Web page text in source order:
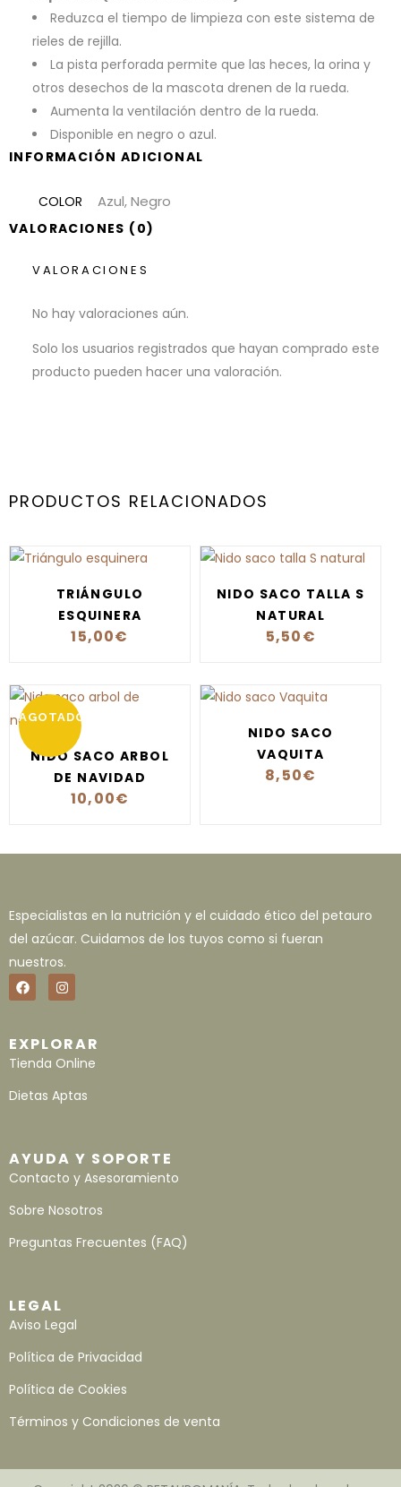
Reduzca el tiempo de limpieza con este sistema de
rieles de rejilla.
La pista perforada permite que las heces, la orina y
otros desechos de la mascota drenen de la rueda.
Aumenta la ventilación dentro de la rueda.
Disponible en negro o azul.
INFORMACIÓN ADICIONAL
COLOR Azul, Negro
VALORACIONES (0)
VALORACIONES
No hay valoraciones aún.
Solo los usuarios registrados que hayan comprado este
producto pueden hacer una valoración.
PRODUCTOS RELACIONADOS
TRIÁNGULO
ESQUINERA
15,00€
NIDO SACO TALLA S
NATURAL
5,50€
AGOTADO
NIDO SACO ARBOL
DE NAVIDAD
10,00€
NIDO SACO
VAQUITA
8,50€
Especialistas en la nutrición y el cuidado ético del petauro
del azúcar. Cuidamos de los tuyos como si fueran
nuestros.
EXPLORAR
Tienda Online
Dietas Aptas
AYUDA Y SOPORTE
Contacto y Asesoramiento
Sobre Nosotros
Preguntas Frecuentes (FAQ)
LEGAL
Aviso Legal
Política de Privacidad
Política de Cookies
Términos y Condiciones de venta